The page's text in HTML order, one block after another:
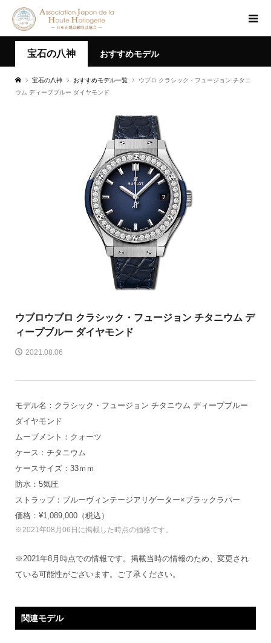
宝石の八神 おすすめモデル
宝石の八神 おすすめモデル一覧
ウブロ クラシック・フュージョン チタニ
ウム ディープブルー ダイヤモンド
ウブロウブロ クラシック・フュージョン チタニウム デ
ィープブルー ダイヤモンド
2021.08.06
モデル名：クラシック・フュージョン チタニウム ディープブルー
ダイヤモンド
ムーブメント：クォーツ
ケース：チタニウム
ケースサイズ：33ｍｍ
防水：5気圧
ストラップ：ブルーヴィンテージアリゲーター×ブラックラバー
価格：¥1,089,000（税込）
※2021年08月06日に掲載した時点の価格です。
※2021年8月時点での情報です。掲載当時の情報のため、変更され
ている可能性がございます。ご了承ください。
関連モデル